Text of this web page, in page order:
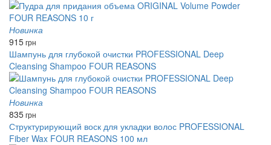
Новинка
915грн
Шампунь для глубокой очистки PROFESSIONAL Deep
Cleansing Shampoo FOUR REASONS
Новинка
835грн
Структурирующий воск для укладки волос PROFESSIONAL
Fiber Wax FOUR REASONS 100 мл